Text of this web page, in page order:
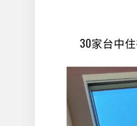
30家台中